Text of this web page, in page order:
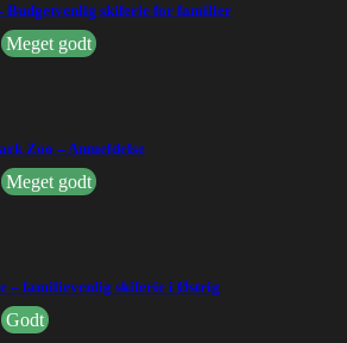
Budgetvenlig skiferie for familier
Meget godt
Zoo – Anmeldelse
Meget godt
– familievenlig skiferie i Østrig
Godt